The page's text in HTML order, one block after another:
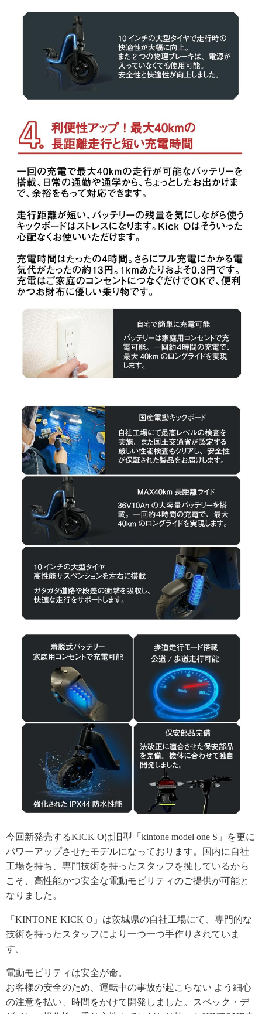
今回新発売するKICK Oは旧型「kintone model one S」を更に
パワーアップさせたモデルになっております。国内に自社
工場を持ち、専門技術を持ったスタッフを擁しているから
こそ、高性能かつ安全な電動モビリティのご提供が可能と
なりました。
「KINTONE KICK O」は茨城県の自社工場にて、専門的な
技術を持ったスタッフにより一つ一つ手作りされていま
す。
電動モビリティは安全が命。
お客様の安全のため、運転中の事故が起こらない よう細心
の注意を払い、時間をかけて開発しました。スペック・デ